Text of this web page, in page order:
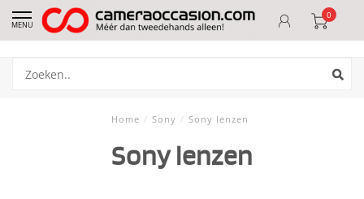
MENU
0
Home / Sony / Sony lenzen
Sony lenzen